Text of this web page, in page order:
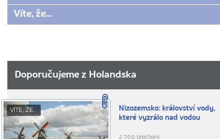
Víte, že...
Doporučujeme z Holandska
VÍTE, ŽE...
Nizozemsko: království vody,
které vyzrálo nad vodou
2.700 přečtení